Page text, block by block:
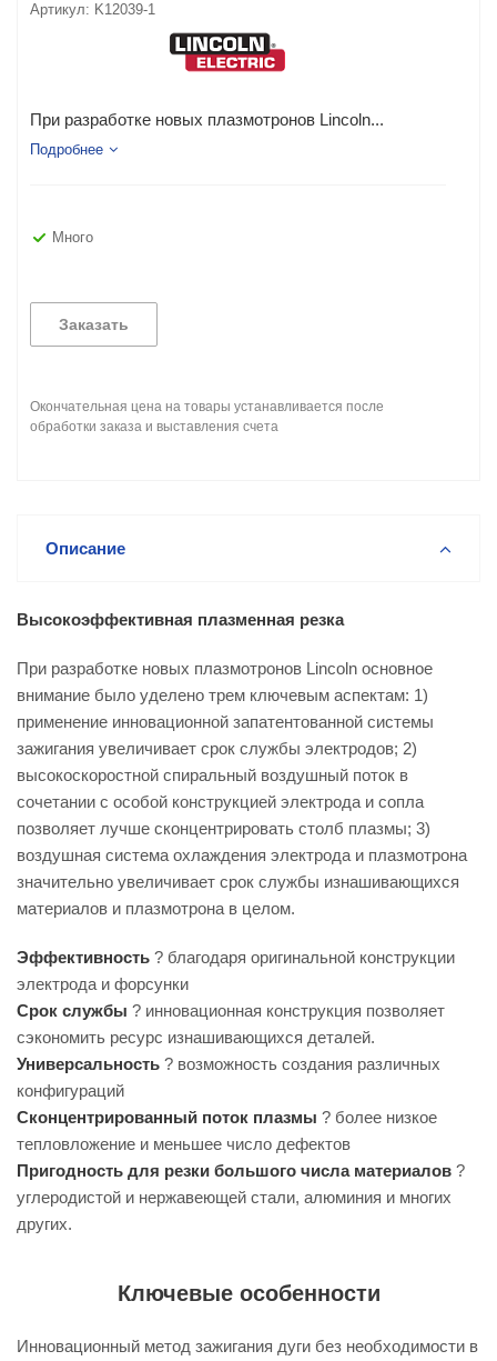
Артикул: K12039-1
При разработке новых плазмотронов Lincoln...
Подробнее
Много
Заказать
Окончательная цена на товары устанавливается после
обработки заказа и выставления счета
Описание
Высокоэффективная плазменная резка
При разработке новых плазмотронов Lincoln основное
внимание было уделено трем ключевым аспектам: 1)
применение инновационной запатентованной системы
зажигания увеличивает срок службы электродов; 2)
высокоскоростной спиральный воздушный поток в
сочетании с особой конструкцией электрода и сопла
позволяет лучше сконцентрировать столб плазмы; 3)
воздушная система охлаждения электрода и плазмотрона
значительно увеличивает срок службы изнашивающихся
материалов и плазмотрона в целом.
Эффективность ? благодаря оригинальной конструкции
электрода и форсунки
Срок службы ? инновационная конструкция позволяет
сэкономить ресурс изнашивающихся деталей.
Универсальность ? возможность создания различных
конфигураций
Сконцентрированный поток плазмы ? более низкое
тепловложение и меньшее число дефектов
Пригодность для резки большого числа материалов ?
углеродистой и нержавеющей стали, алюминия и многих
других.
Ключевые особенности
Инновационный метод зажигания дуги без необходимости в